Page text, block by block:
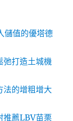
儲值的優塔德
弛打造土城機
法的增粗增大
推薦LBV苗栗